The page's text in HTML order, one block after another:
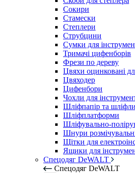
Сокири
Стамески
Степлери
Струбцини
Сумки для
Тримачі цифенборів
Фрези по дереву
Цвяхи оцинковані
Цвяходер
Цифенбори
Чохли для
Шліфпапір та
Шліфплатформи
Шліфувально-
Шнури
Щітки для
Ящики для
Спецодяг DeWALT
Спецодяг DeWALT